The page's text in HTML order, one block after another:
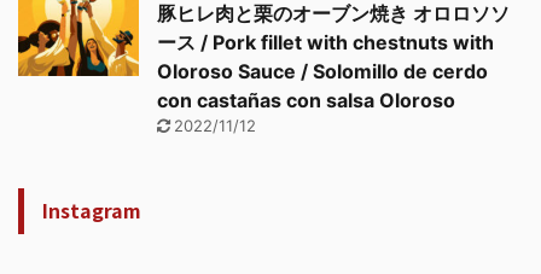
豚ヒレ肉と栗のオーブン焼き オロロソソ
ース / Pork fillet with chestnuts with
Oloroso Sauce / Solomillo de cerdo
con castañas con salsa Oloroso
2022/11/12
Instagram